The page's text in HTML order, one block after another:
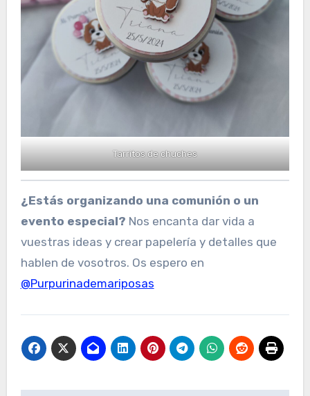
Tarritos de chuches
¿Estás organizando una comunión o un
evento especial? Nos encanta dar vida a
vuestras ideas y crear papelería y detalles que
hablen de vosotros. Os espero en
@Purpurinademariposas